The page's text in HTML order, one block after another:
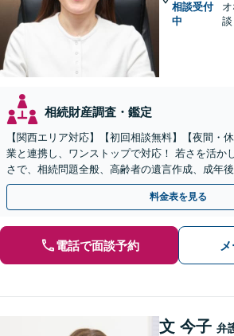
相談受付
中
談
相続財産調査・鑑定
【関西エリア対応】【初回相談無料】【夜間・
業と連携し、ワンストップで対応！ 若さを活か
さで、相続問題全般、高齢者の遺言作成、成年
料金表を見る
電話で面談予約
文 今子 弁